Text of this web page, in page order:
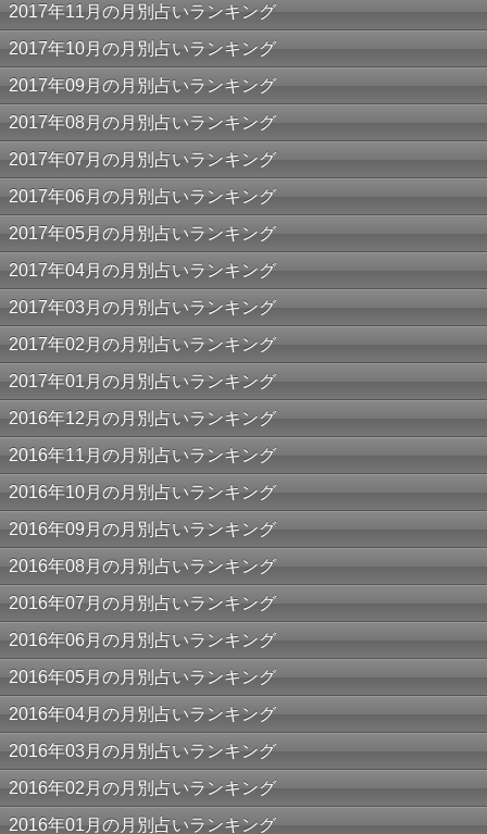
2017年11月の月別占いランキング
2017年10月の月別占いランキング
2017年09月の月別占いランキング
2017年08月の月別占いランキング
2017年07月の月別占いランキング
2017年06月の月別占いランキング
2017年05月の月別占いランキング
2017年04月の月別占いランキング
2017年03月の月別占いランキング
2017年02月の月別占いランキング
2017年01月の月別占いランキング
2016年12月の月別占いランキング
2016年11月の月別占いランキング
2016年10月の月別占いランキング
2016年09月の月別占いランキング
2016年08月の月別占いランキング
2016年07月の月別占いランキング
2016年06月の月別占いランキング
2016年05月の月別占いランキング
2016年04月の月別占いランキング
2016年03月の月別占いランキング
2016年02月の月別占いランキング
2016年01月の月別占いランキング